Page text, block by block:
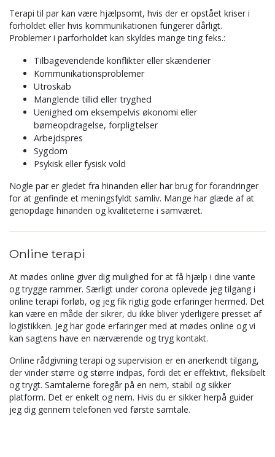
Terapi til par kan være hjælpsomt, hvis der er opstået kriser i
forholdet eller hvis kommunikationen fungerer dårligt.
Problemer i parforholdet kan skyldes mange ting feks.:
Tilbagevendende konflikter eller skænderier
Kommunikationsproblemer
Utroskab
Manglende tillid eller tryghed
Uenighed om eksempelvis økonomi eller
børneopdragelse, forpligtelser
Arbejdspres
Sygdom
Psykisk eller fysisk vold
Nogle par er gledet fra hinanden eller har brug for forandringer
for at genfinde et meningsfyldt samliv. Mange har glæde af at
genopdage hinanden og kvaliteterne i samværet.
Online terapi
At mødes online giver dig mulighed for at få hjælp i dine vante
og trygge rammer. Særligt under corona oplevede jeg tilgang i
online terapi forløb, og jeg fik rigtig gode erfaringer hermed. Det
kan være en måde der sikrer, du ikke bliver yderligere presset af
logistikken. Jeg har gode erfaringer med at mødes online og vi
kan sagtens have en nærværende og tryg kontakt.
Online rådgivning terapi og supervision er en anerkendt tilgang,
der vinder større og større indpas, fordi det er effektivt, fleksibelt
og trygt. Samtalerne foregår på en nem, stabil og sikker
platform. Det er enkelt og nem. Hvis du er sikker herpå guider
jeg dig gennem telefonen ved første samtale.